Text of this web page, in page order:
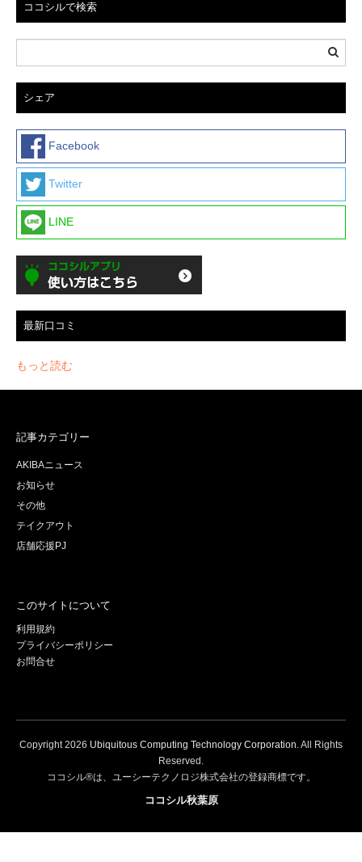
ココシルで検索
シェア
Facebook
Twitter
LINE
最新口コミ
もっと読む
記事カテゴリー
AKIBAニュース
お知らせ
その他
テイクアウト
店舗応援PJ
このサイトについて
利用規約
プライバシーポリシー
お問合せ
Copyright2026 Ubiquitous Computing Technology Corporation. All Rights
Reserved.
ココシル®は、ユーシーテクノロジ株式会社の登録商標です。
ココシル秋葉原